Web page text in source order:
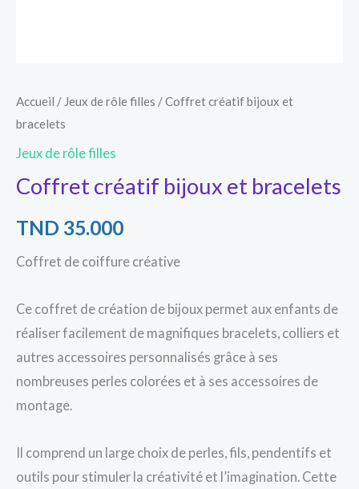
Accueil / Jeux de rôle filles / Coffret créatif bijoux et
bracelets
Jeux de rôle filles
Coffret créatif bijoux et bracelets
TND 35.000
Coffret de coiffure créative
Ce coffret de création de bijoux permet aux enfants de
réaliser facilement de magnifiques bracelets, colliers et
autres accessoires personnalisés grâce à ses
nombreuses perles colorées et à ses accessoires de
montage.
Il comprend un large choix de perles, fils, pendentifs et
outils pour stimuler la créativité et l’imagination. Cette